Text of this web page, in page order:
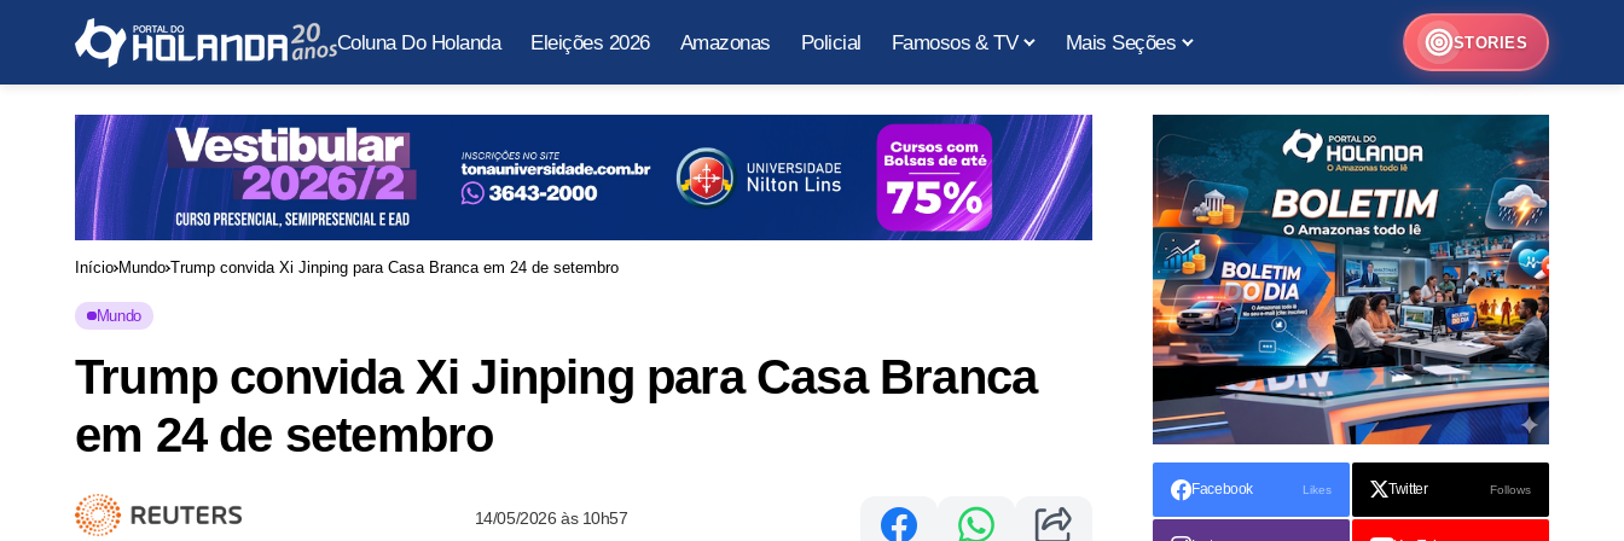
Coluna Do Holanda Eleições 2026 Amazonas Policial Famosos & TV Mais Seções STORIES
Início Mundo Trump convida Xi Jinping para Casa Branca em 24 de setembro
Mundo
Trump convida Xi Jinping para Casa Branca
em 24 de setembro
14/05/2026 às 10h57
Facebook Likes Twitter Follows